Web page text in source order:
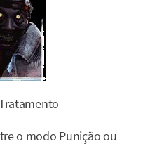
o modo Punição ou